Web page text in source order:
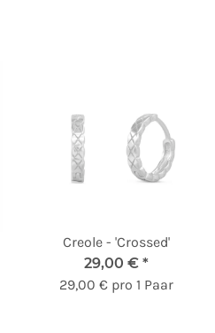
Creole - 'Crossed'
29,00 € *
29,00 € pro 1 Paar